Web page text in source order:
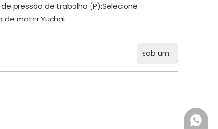
de pressão de trabalho (P):Selecione
de motor:Yuchai
sob um:
+86